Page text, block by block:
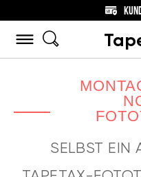
SELBST EIN